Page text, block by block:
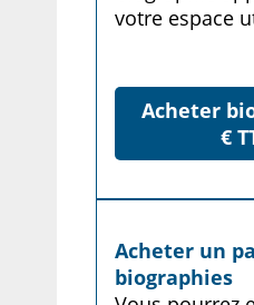
votre espace
Acheter
€
Acheter un
biographies